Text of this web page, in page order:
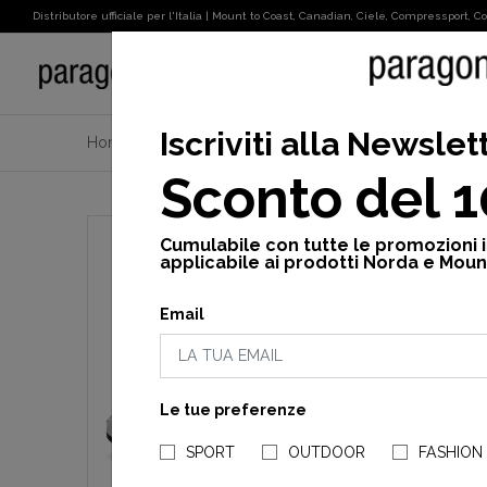
Distributore ufficiale per l'Italia | Mount to Coast, Canadian, Ciele, Compressport,
Home Uomo Scarpe Nordic Nordic
Iscriviti alla
Sconto del
Cumulabile con tutte le promozioni
applicabile ai prodotti Norda e
Email
Le tue preferenze
SPORT OUTDOOR FASHION